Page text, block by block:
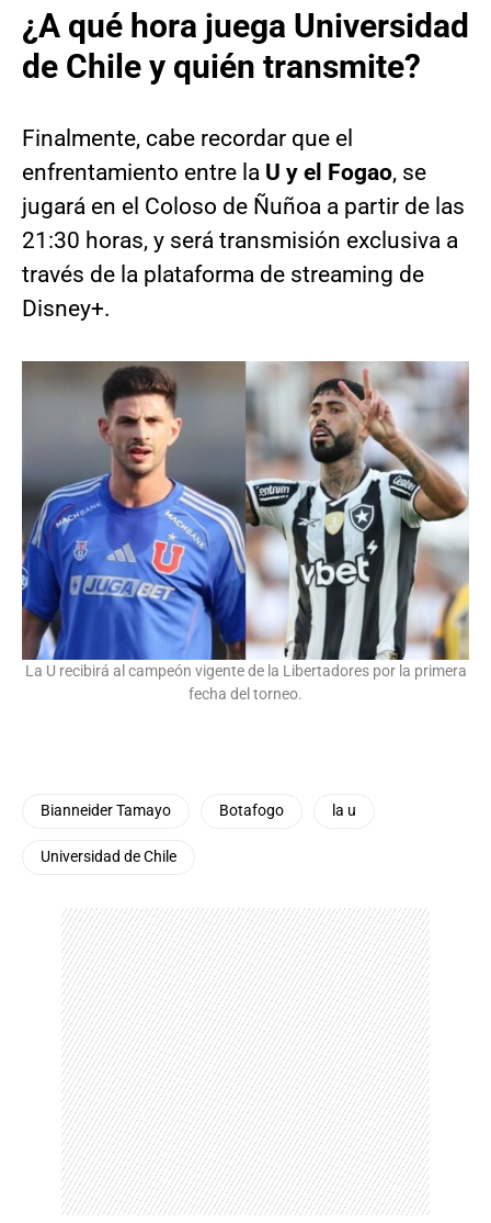
¿A qué hora juega Universidad
de Chile y quién transmite?
Finalmente, cabe recordar que el
enfrentamiento entre la U y el Fogao, se
jugará en el Coloso de Ñuñoa a partir de las
21:30 horas, y será transmisión exclusiva a
través de la plataforma de streaming de
Disney+.
La U recibirá al campeón vigente de la Libertadores por la primera
fecha del torneo.
Bianneider Tamayo Botafogo la u
Universidad de Chile